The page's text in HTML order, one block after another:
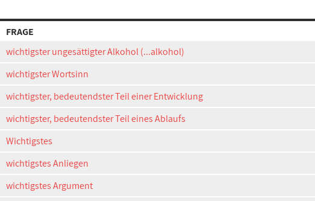
FRAGE
wichtigster ungesättigter Alkohol (...alkohol)
wichtigster Wortsinn
wichtigster, bedeutendster Teil einer Entwicklung
wichtigster, bedeutendster Teil eines Ablaufs
Wichtigstes
wichtigstes Anliegen
wichtigstes Argument